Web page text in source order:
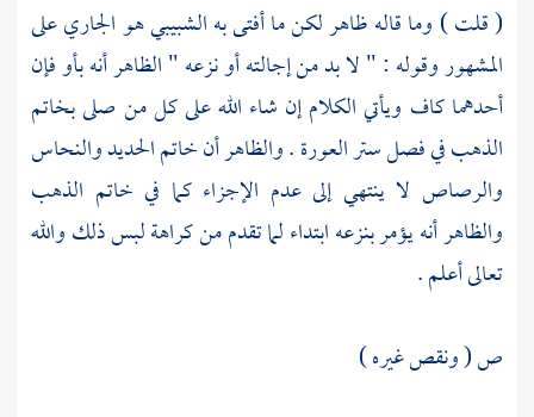
(قلت) وما قاله ظاهر لكن ما أفتى بهالشبيبيهو الجاري على
المشهور وقوله : " لا بد من إجالته أو نزعه " الظاهر أنه بأو فإن
أحدهما كاف ويأتي الكلام إن شاء الله على كل من صلى بخاتم
الذهب في فصل ستر العورة . والظاهر أن خاتم الحديد والنحاس
والرصاص لا ينتهي إلى عدم الإجزاء كما في خاتم الذهب
والظاهر أنه يؤمر بنزعه ابتداء لما تقدم من كراهة لبس ذلك والله
تعالى أعلم .
ص ( ونقص غيره )